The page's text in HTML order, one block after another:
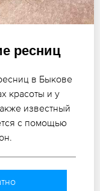
ресниц
в Быкове
красоты и у
известный
с помощью